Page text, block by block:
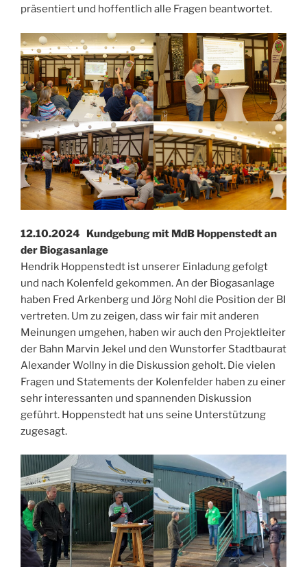
präsentiert und hoffentlich alle Fragen beantwortet.
12.10.2024 Kundgebung mit MdB Hoppenstedt an
der Biogasanlage
Hendrik Hoppenstedt ist unserer Einladung gefolgt
und nach Kolenfeld gekommen. An der Biogasanlage
haben Fred Arkenberg und Jörg Nohl die Position der BI
vertreten. Um zu zeigen, dass wir fair mit anderen
Meinungen umgehen, haben wir auch den Projektleiter
der Bahn Marvin Jekel und den Wunstorfer Stadtbaurat
Alexander Wollny in die Diskussion geholt. Die vielen
Fragen und Statements der Kolenfelder haben zu einer
sehr interessanten und spannenden Diskussion
geführt. Hoppenstedt hat uns seine Unterstützung
zugesagt.